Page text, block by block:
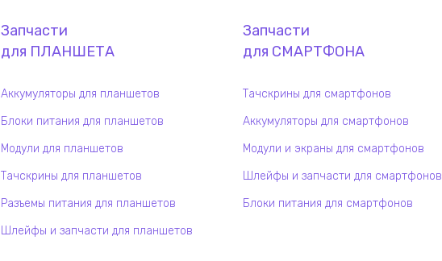
Запчасти
для ПЛАНШЕТА
Аккумуляторы для планшетов
Блоки питания для планшетов
Модули для планшетов
Тачскрины для планшетов
Разъемы питания для планшетов
Шлейфы и запчасти для планшетов
Запчасти
для СМАРТФОНА
Тачскрины для смартфонов
Аккумуляторы для смартфонов
Модули и экраны для смартфонов
Шлейфы и запчасти для смартфонов
Блоки питания для смартфонов